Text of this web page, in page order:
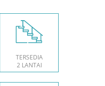
TERSEDIA
2 LANTAI